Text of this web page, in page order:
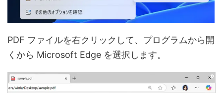
PDF ファイルを右クリックして、プログラムから開
くから Microsoft Edge を選択します。